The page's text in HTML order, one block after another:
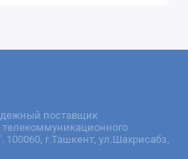
поставщик
телекоммуникационного
100060, г.Ташкент, ул.Шахрисабз,